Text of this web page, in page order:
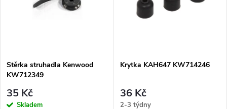
p
r
s
p
Stěrka struhadla Kenwood
KW712349
35 Kč
Skladem
Krytka KAH647 KW714246
36 Kč
2-3 týdny